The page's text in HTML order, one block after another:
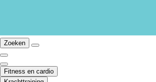
Zoeken
Fitness en cardio